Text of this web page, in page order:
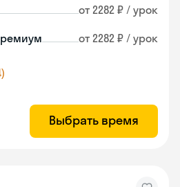
от 2282 ₽ / урок
от 2282 ₽ / урок
Выбрать время